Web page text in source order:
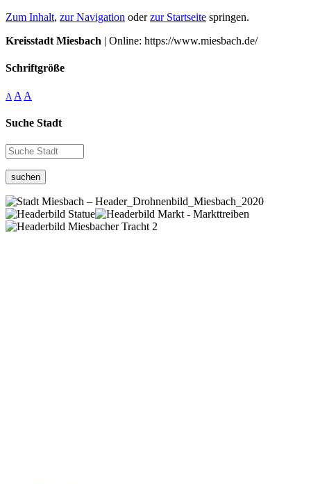
Zum Inhalt, zur Navigation oderzur Startseite springen.
Kreisstadt Miesbach | Online: https://www.miesbach.de/
Schriftgröße
A A A
Suche Stadt
suchen